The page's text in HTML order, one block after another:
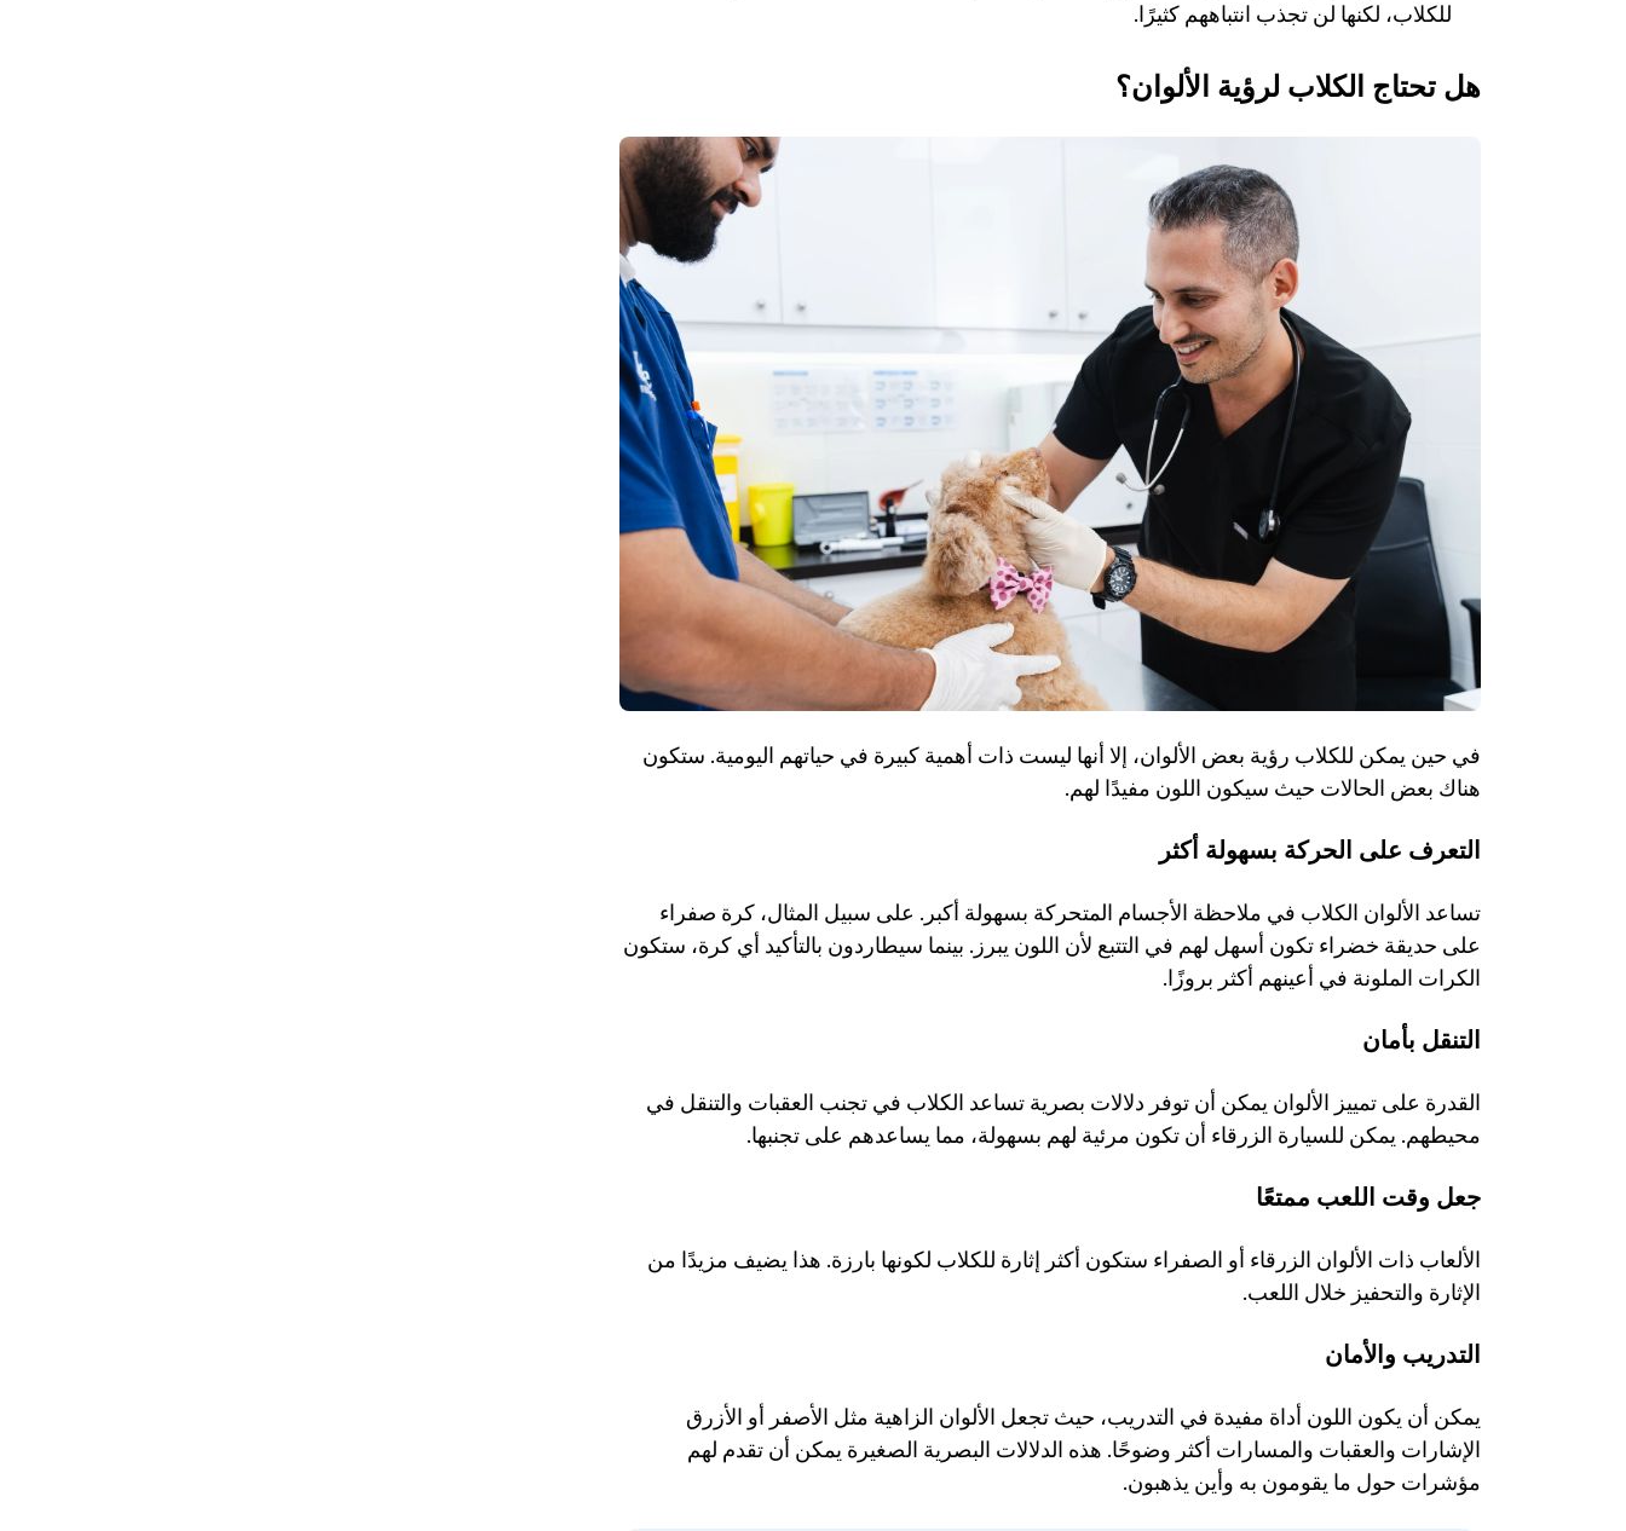
للكلاب، لكنها لن تجذب انتباههم كثيرًا.
هل تحتاج الكلاب لرؤية الألوان؟
هناك بعض الحالات حيث سيكون اللون مفيدًا لهم.
التعرف على الحركة بسهولة أكثر
الكرات الملونة في أعينهم أكثر بروزًا.
التنقل بأمان
محيطهم. يمكن للسيارة الزرقاء أن تكون مرئية لهم بسهولة، مما يساعدهم على تجنبها.
جعل وقت اللعب ممتعًا
الإثارة والتحفيز خلال اللعب.
التدريب والأمان
مؤشرات حول ما يقومون به وأين يذهبون.